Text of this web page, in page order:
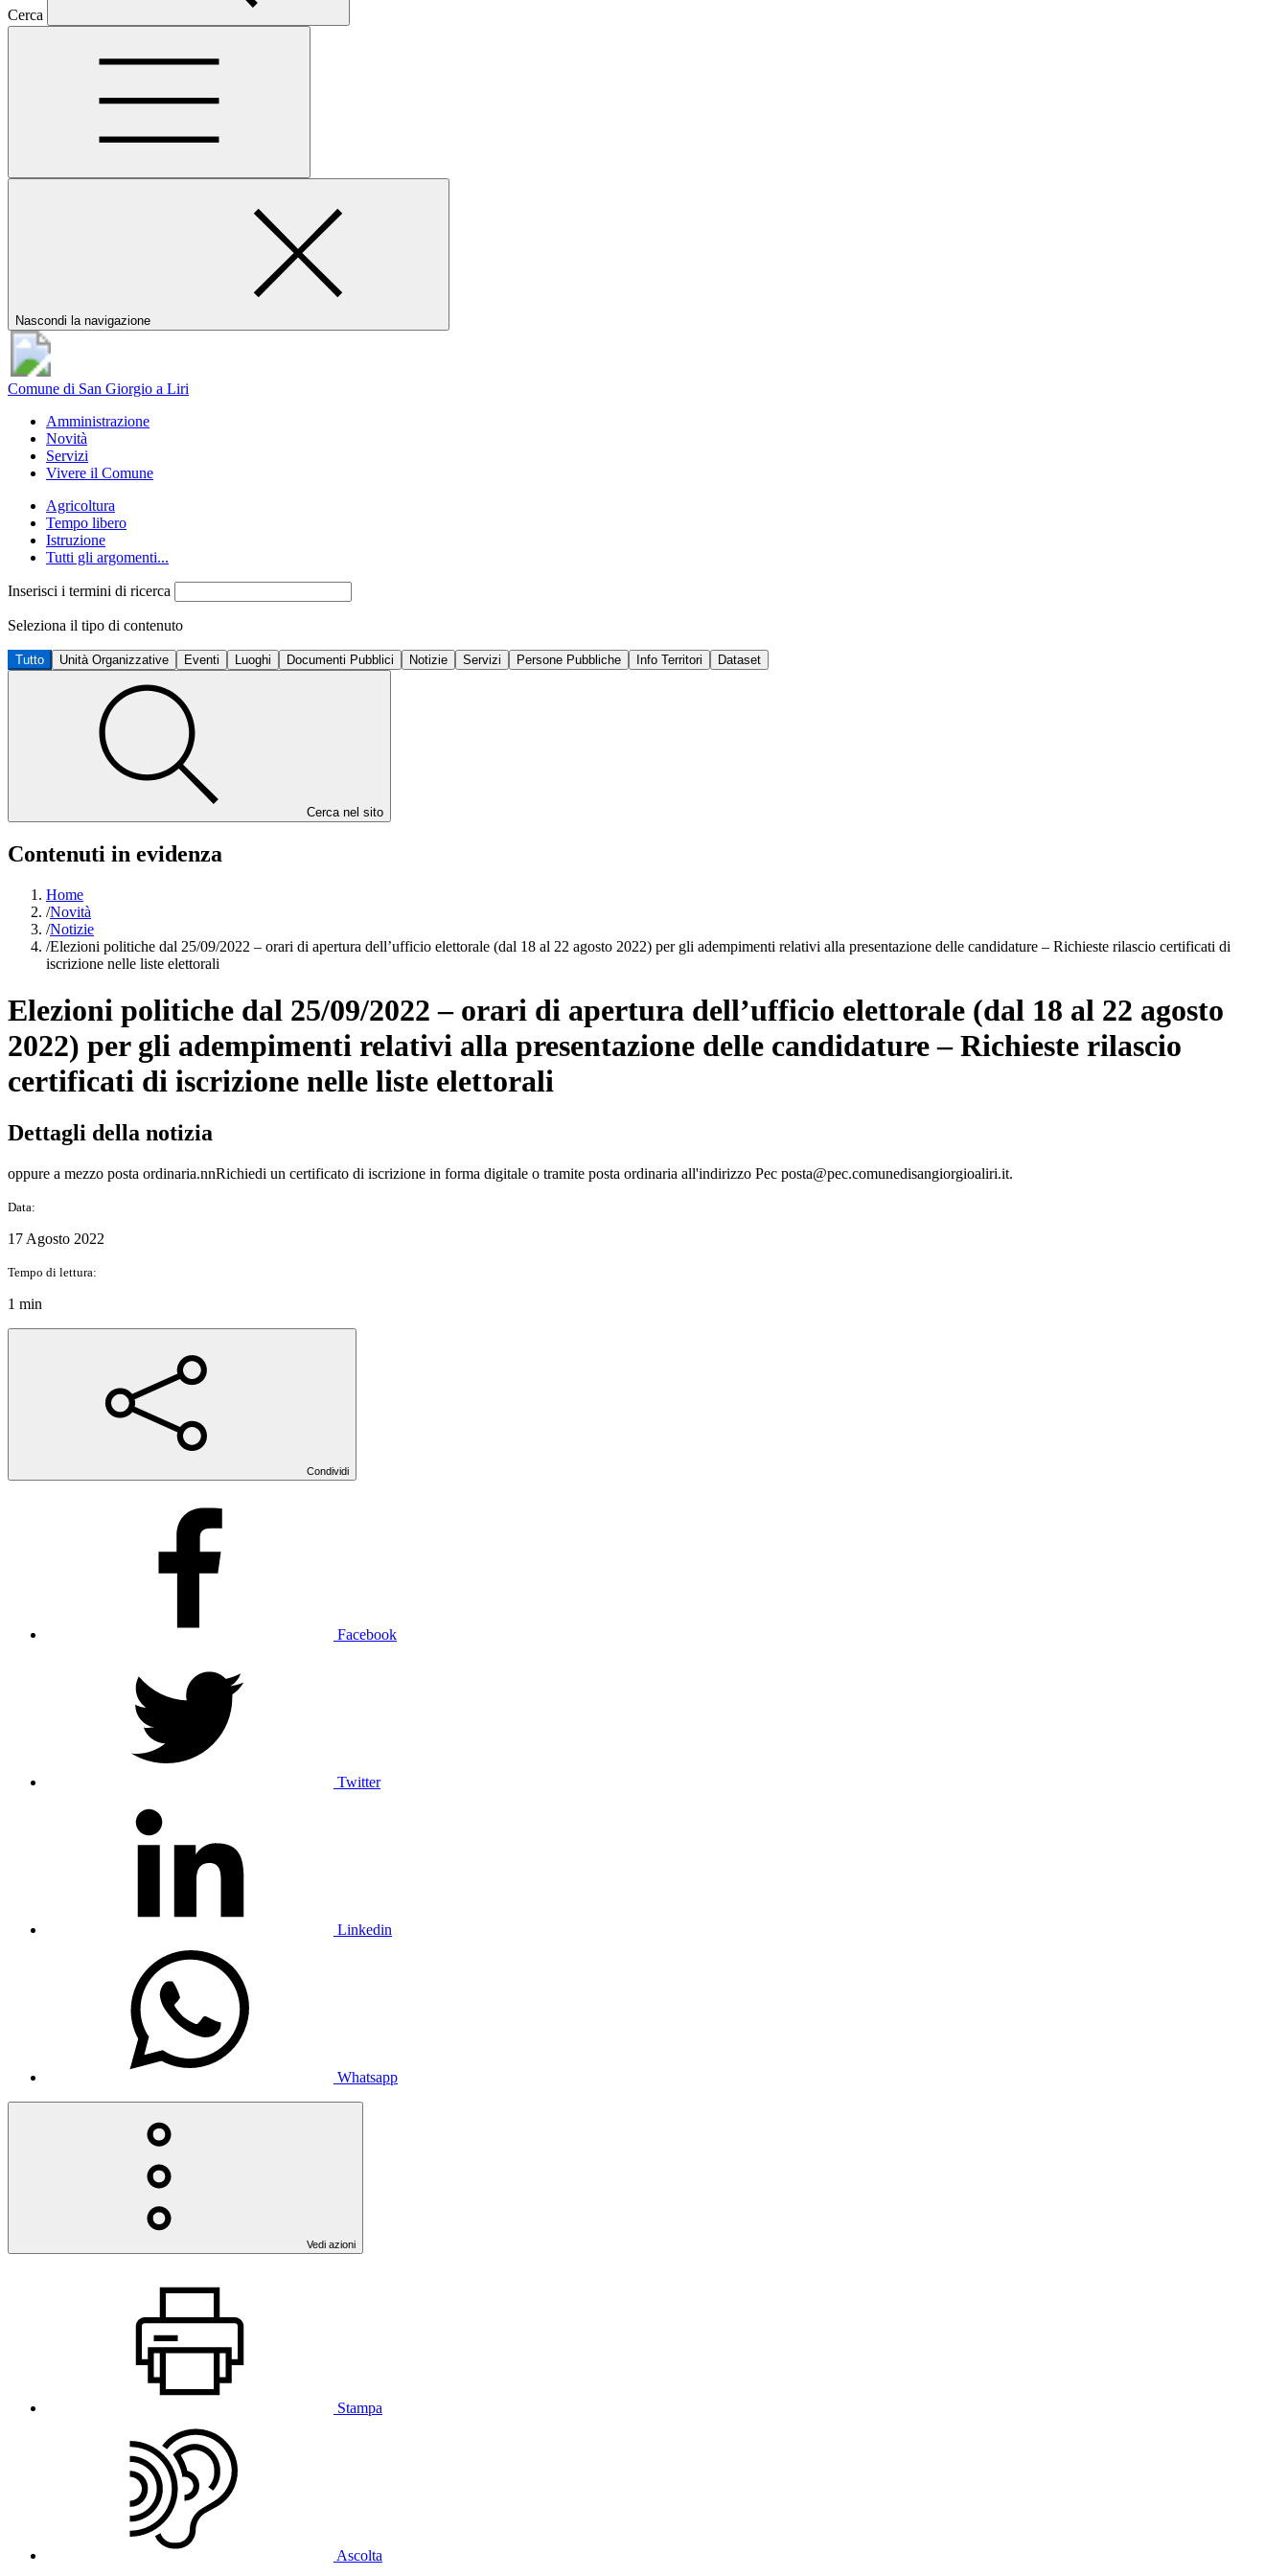
Cerca
Nascondi la navigazione
Comune di San Giorgio a Liri
Amministrazione
Novità
Servizi
Vivere il Comune
Agricoltura
Tempo libero
Istruzione
Tutti gli argomenti...
Inserisci i termini di ricerca
Seleziona il tipo di contenuto
Tutto Unità Organizzative Eventi Luoghi Documenti Pubblici Notizie Servizi Persone Pubbliche Info Territori Dataset
Cerca nel sito
Contenuti in evidenza
Home
/Novità
/Notizie
/Elezioni politiche dal 25/09/2022 – orari di apertura dell’ufficio elettorale (dal 18 al 22 agosto 2022) per gli adempimenti relativi alla presentazione delle candidature – Richieste rilascio certificati di
iscrizione nelle liste elettorali
Elezioni politiche dal 25/09/2022 – orari di apertura dell’ufficio elettorale (dal 18 al 22 agosto
2022) per gli adempimenti relativi alla presentazione delle candidature – Richieste rilascio
certificati di iscrizione nelle liste elettorali
Dettagli della notizia
oppure a mezzo posta ordinaria.nnRichiedi un certificato di iscrizione in forma digitale o tramite posta ordinaria all'indirizzo Pec posta@pec.comunedisangiorgioaliri.it.
Data:
17 Agosto 2022
Tempo di lettura:
1 min
Condividi
Facebook
Twitter
Linkedin
Whatsapp
Vedi azioni
Stampa
Ascolta